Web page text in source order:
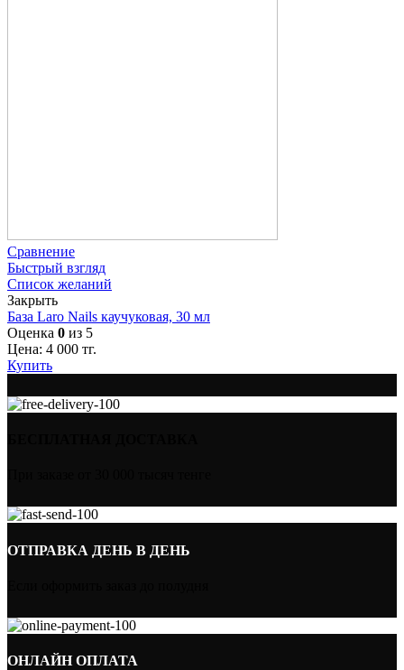
Сравнение
Быстрый взгляд
Список желаний
Закрыть
База Laro Nails каучуковая, 30 мл
Оценка 0 из 5
Цена: 4 000 тг.
Купить
ОТПРАВКА ДЕНЬ В ДЕНЬ
ОНЛАЙН ОПЛАТА